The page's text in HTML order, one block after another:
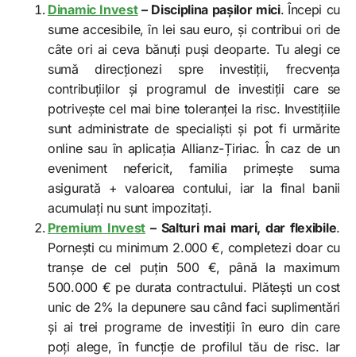
Dinamic Invest– Disciplina pașilor mici. Începi cu
sume accesibile, în lei sau euro, și contribui ori de
câte ori ai ceva bănuți puși deoparte. Tu alegi ce
sumă direcționezi spre investiții, frecvența
contribuțiilor și programul de investiții care se
potrivește cel mai bine toleranței la risc. Investițiile
sunt administrate de specialiști și pot fi urmărite
online sau în aplicația Allianz-Țiriac. În caz de un
eveniment nefericit, familia primește suma
asigurată + valoarea contului, iar la final banii
acumulați nu sunt impozitați.
Premium Invest – Salturi mai mari, dar flexibile.
Pornești cu minimum 2.000 €, completezi doar cu
tranșe de cel puțin 500 €, până la maximum
500.000 € pe durata contractului. Plătești un cost
unic de 2% la depunere sau când faci suplimentări
și ai trei programe de investiții în euro din care
poți alege, în funcție de profilul tău de risc. Iar